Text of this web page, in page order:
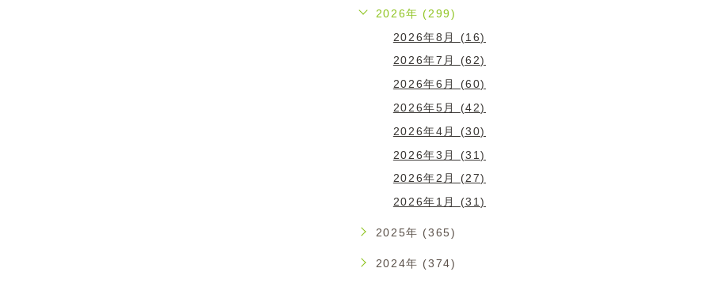
2026年 (299)
2026年8月 (16)
2026年7月 (62)
2026年6月 (60)
2026年5月 (42)
2026年4月 (30)
2026年3月 (31)
2026年2月 (27)
2026年1月 (31)
2025年 (365)
2024年 (374)